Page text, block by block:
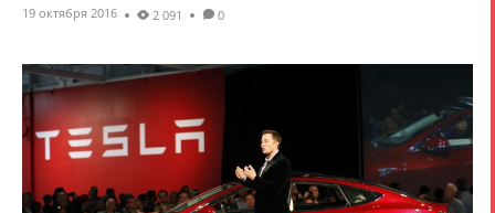
19 октября 2016 2 091 0